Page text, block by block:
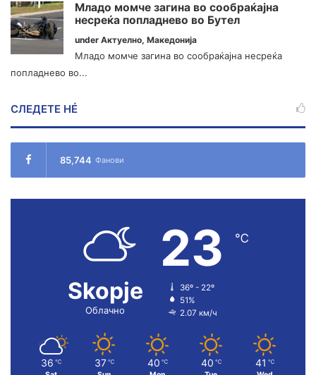
Младо момче загина во сообраќајна
несреќа попладнево во Бутел
under Актуелно, Македонија
Младо момче загина во сообраќајна несреќа
попладнево во...
СЛЕДЕТЕ НÉ
85,744 Фанови
Skopje
Облачно
23 ℃
36º - 22º
51%
2.07 км/ч
36 ℃ 37 ℃ 40 ℃ 40 ℃ 41 ℃